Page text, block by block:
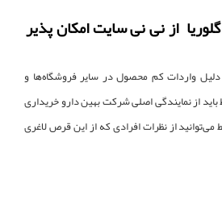
از نی نی سایت امکان پذیر
واردات کم محصول در سایر فروشگاه‌ها و
از نمایندگی اصلی شرکت بهین دارو خریداری
از نظرات افرادی که از این قرص لاغری